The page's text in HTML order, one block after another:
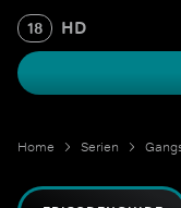
18 HD
Home Serien